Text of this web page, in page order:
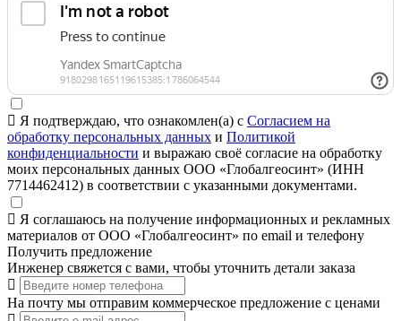
Я подтверждаю, что ознакомлен(а) с Согласием на
обработку персональных данных и Политикой
конфиденциальности и выражаю своё согласие на обработку
моих персональных данных ООО «Глобалгеосинт» (ИНН
7714462412) в соответствии с указанными документами.
Я соглашаюсь на получение информационных и рекламных
материалов от ООО «Глобалгеосинт» по email и телефону
Получить предложение
Инженер свяжется с вами, чтобы уточнить детали заказа
На почту мы отправим коммерческое предложение с ценами